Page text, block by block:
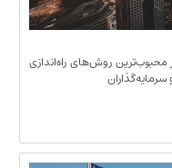
راه‌اندازی